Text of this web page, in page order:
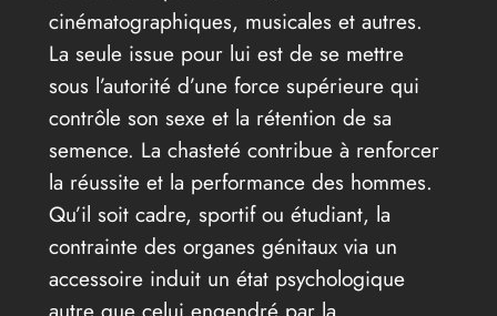
cinématographiques, musicales et autres.
La seule issue pour lui est de se mettre
sous l’autorité d’une force supérieure qui
contrôle son sexe et la rétention de sa
semence. La chasteté contribue à renforcer
la réussite et la performance des hommes.
Qu’il soit cadre, sportif ou étudiant, la
contrainte des organes génitaux via un
accessoire induit un état psychologique